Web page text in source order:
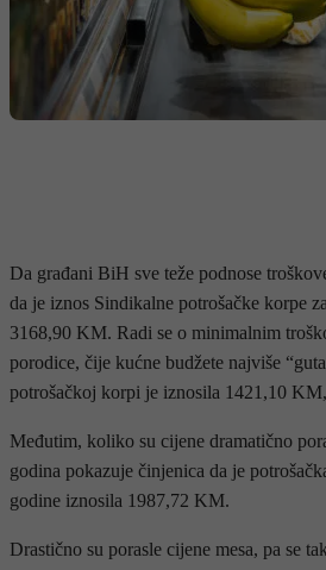
Da građani BiH sve teže podnose
da je iznos Sindikalne potrošačke korpe
3168,90 KM. Radi se o minimalnim
porodice, čije kućne budžete najviše
potrošačkoj korpi je iznosila 1421,10
Međutim, koliko su cijene dramatično
godina pokazuje činjenica da je
godine iznosila 1987,72 KM.
Drastično su porasle cijene mesa, pa se